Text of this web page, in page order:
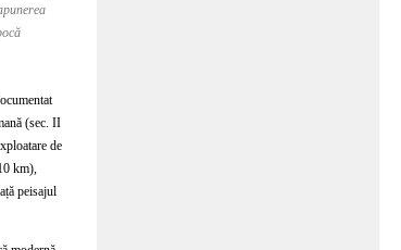
(sec. II
de
km),
peisajul